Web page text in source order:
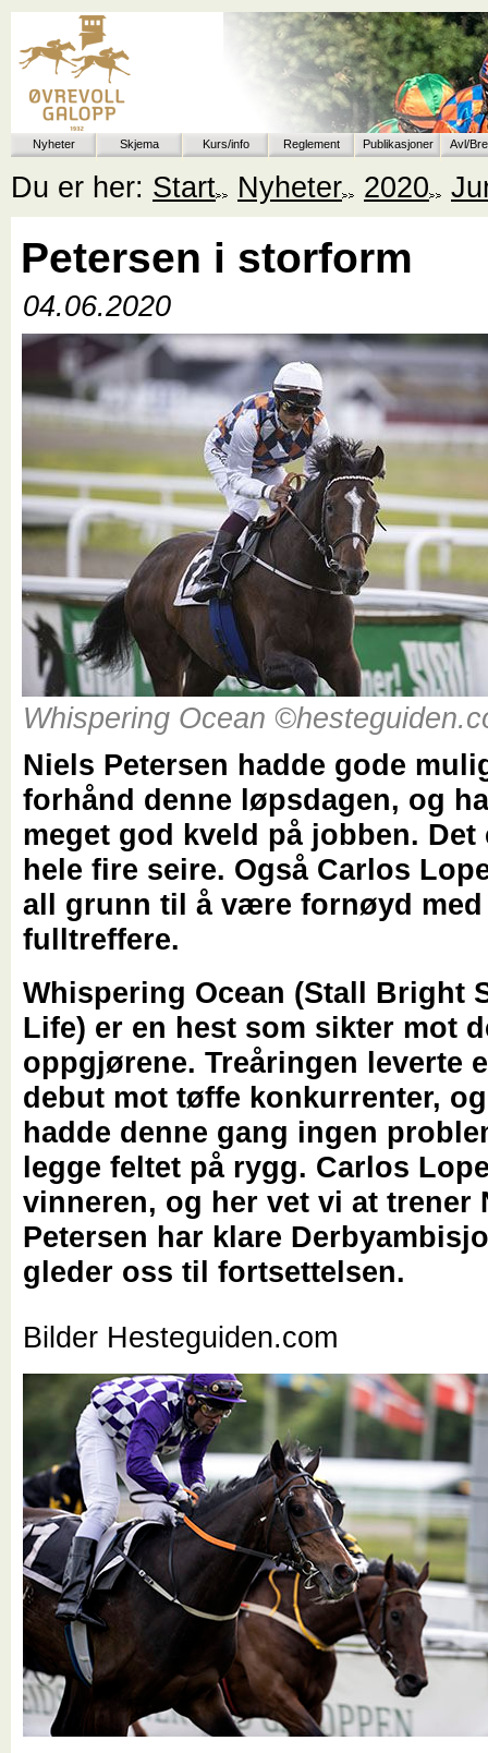
Nyheter Skjema Kurs/info Reglement Publikasjoner Avl/
Du er her: Start Nyheter 2020
Petersen i storform
04.06.2020
Whispering Ocean
Niels Petersen hadde gode
forhånd denne løpsdagen, og
meget god kveld på jobben. Det
hele fire seire. Også Carlos
all grunn til å være fornøyd
fulltreffere.
Whispering Ocean (Stall Bright
Life) er en hest som sikter mot
oppgjørene. Treåringen leverte
debut mot tøffe konkurrenter,
hadde denne gang ingen
legge feltet på rygg. Carlos
vinneren, og her vet vi at trener
Petersen har klare
gleder oss til fortsettelsen.
Bilder Hesteguiden.com